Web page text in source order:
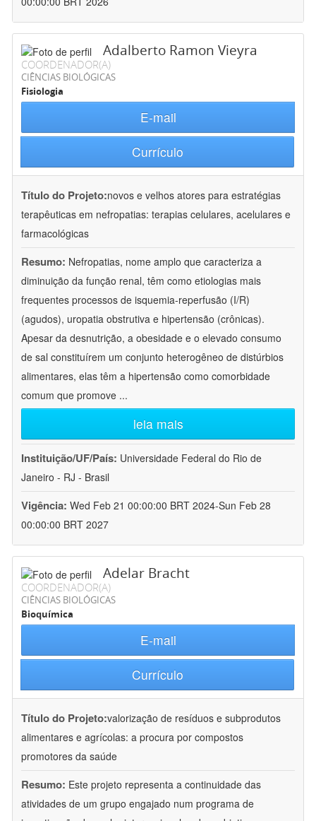
Adalberto Ramon Vieyra
COORDENADOR(A)
CIÊNCIAS BIOLÓGICAS
Fisiologia
E-mail
Currículo
Título do Projeto:novos e velhos atores para estratégias
terapêuticas em nefropatias: terapias celulares, acelulares e
farmacológicas
Resumo: Nefropatias, nome amplo que caracteriza a
diminuição da função renal, têm como etiologias mais
frequentes processos de isquemia-reperfusão (I/R)
(agudos), uropatia obstrutiva e hipertensão (crônicas).
Apesar da desnutrição, a obesidade e o elevado consumo
de sal constituírem um conjunto heterogêneo de distúrbios
alimentares, elas têm a hipertensão como comorbidade
comum que promove ...
leia mais
Instituição/UF/País: Universidade Federal do Rio de
Janeiro - RJ - Brasil
Vigência: Wed Feb 21 00:00:00 BRT 2024-Sun Feb 28
00:00:00 BRT 2027
Adelar Bracht
COORDENADOR(A)
CIÊNCIAS BIOLÓGICAS
Bioquímica
E-mail
Currículo
Título do Projeto:valorização de resíduos e subprodutos
alimentares e agrícolas: a procura por compostos
promotores da saúde
Resumo: Este projeto representa a continuidade das
atividades de um grupo engajado num programa de